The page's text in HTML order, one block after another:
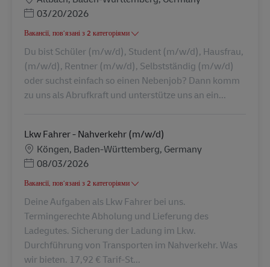
Posted Date
03/20/2026
Вакансії, пов’язані з 2 категоріями
Du bist Schüler (m/w/d), Student (m/w/d), Hausfrau,
(m/w/d), Rentner (m/w/d), Selbstständig (m/w/d)
oder suchst einfach so einen Nebenjob? Dann komm
zu uns als Abrufkraft und unterstütze uns an ein...
Lkw Fahrer - Nahverkehr (m/w/d)
Місцезнаходження
Köngen, Baden-Württemberg, Germany
Posted Date
08/03/2026
Вакансії, пов’язані з 2 категоріями
Deine Aufgaben als Lkw Fahrer bei uns.
Termingerechte Abholung und Lieferung des
Ladegutes. Sicherung der Ladung im Lkw.
Durchführung von Transporten im Nahverkehr. Was
wir bieten. 17,92 € Tarif-St...